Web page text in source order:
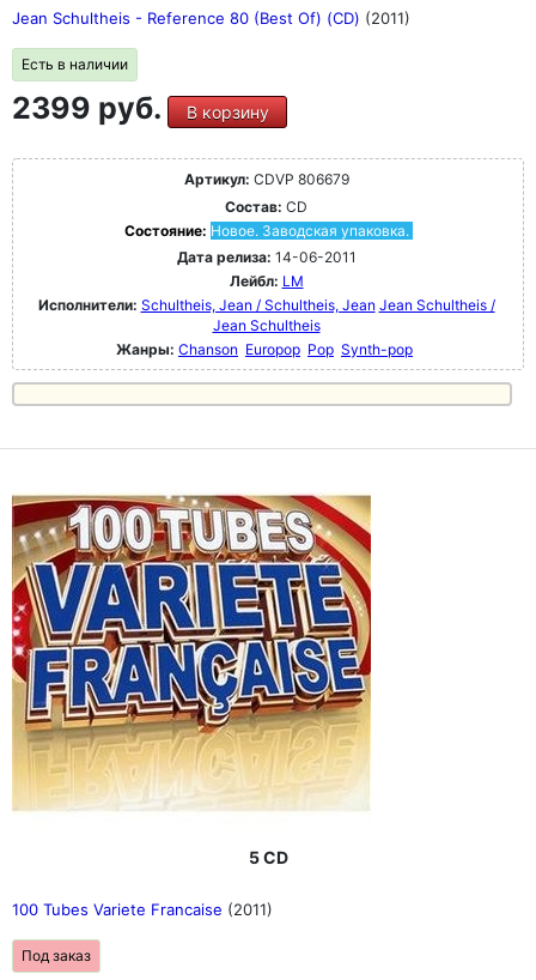
Jean Schultheis - Reference 80 (Best Of) (CD) (2011)
Есть в наличии
2399 руб. В корзину
Артикул: CDVP 806679
Состав: CD
Состояние: Новое. Заводская упаковка.
Дата релиза: 14-06-2011
Лейбл: LM
Исполнители: Schultheis, Jean / Schultheis, Jean Jean Schultheis /
Jean Schultheis
Жанры: Chanson Europop Pop Synth-pop
5 CD
100 Tubes Variete Francaise (2011)
Под заказ